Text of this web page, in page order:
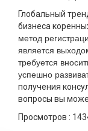
Глобальный
бизнеса
метод
является
требуется
успешно
получения
вопросы вы
Просмотров :